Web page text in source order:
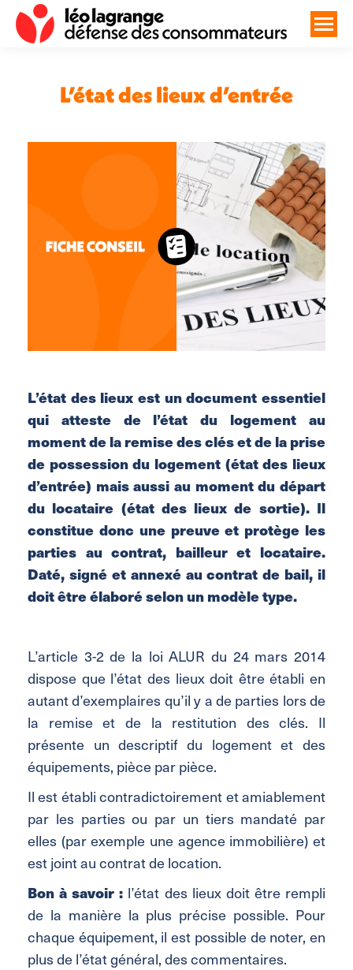
L’état des lieux d’entrée
L’état des lieux est un document essentiel
qui atteste de l’état du logement au
moment de la remise des clés et de la prise
de possession du logement (état des lieux
d’entrée) mais aussi au moment du départ
du locataire (état des lieux de sortie). Il
constitue donc une preuve et protège les
parties aucontrat, bailleur et locataire.
Daté, signé et annexé au contrat de bail, il
doit être élaboré selon un modèle type.
L’article 3-2 de la loi ALUR du 24 mars 2014
dispose que l’état des lieux doit être établi en
autant d’exemplaires qu’il y a de parties lors de
la remise et de la restitution des clés. Il
présente un descriptif du logement et des
équipements, pièce par pièce.
Il est établi contradictoirement et amiablement
par les parties ou par un tiers mandaté par
elles (par exemple une agence immobilière) et
est joint au contrat de location.
Bon à savoir : l’état des lieux doit être rempli
de la manière la plus précise possible. Pour
chaque équipement, il est possible de noter, en
plus de l’état général, des commentaires.